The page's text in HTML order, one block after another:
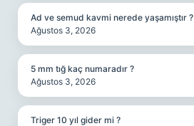
Ad ve semud kavmi nerede yaşamıştır ?
Ağustos 3, 2026
5 mm tığ kaç numaradır ?
Ağustos 3, 2026
Triger 10 yıl gider mi ?